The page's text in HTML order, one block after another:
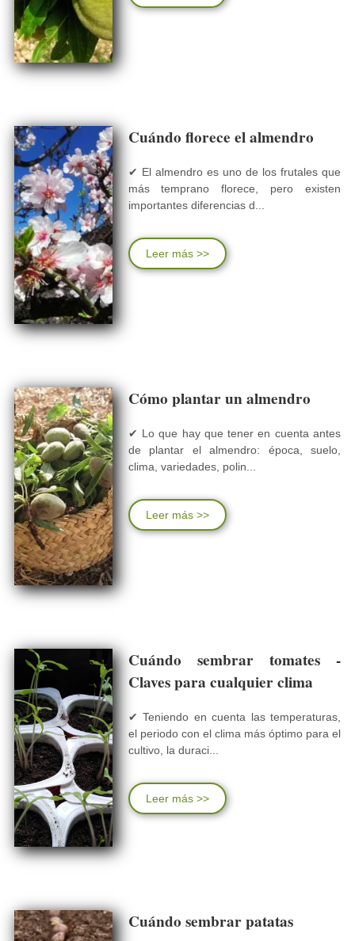
Cuándo florece el almendro
✔ El almendro es uno de los frutales que
más temprano florece, pero existen
importantes diferencias d...
Leer más >>
Cómo plantar un almendro
✔ Lo que hay que tener en cuenta antes
de plantar el almendro: época, suelo,
clima, variedades, polin...
Leer más >>
Cuándo sembrar tomates -
Claves para cualquier clima
✔ Teniendo en cuenta las temperaturas,
el periodo con el clima más óptimo para el
cultivo, la duraci...
Leer más >>
Cuándo sembrar patatas